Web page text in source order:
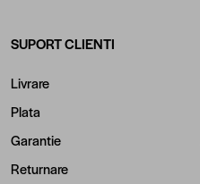
SUPORT CLIENTI
Livrare
Plata
Garantie
Returnare